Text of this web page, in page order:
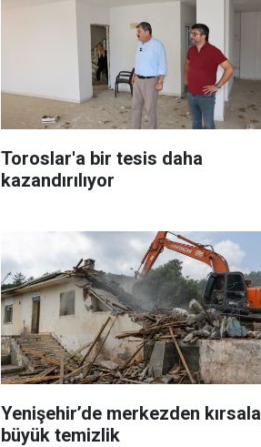
Toroslar'a bir tesis daha
kazandırılıyor
Yenişehir’de merkezden kırsala
büyük temizlik